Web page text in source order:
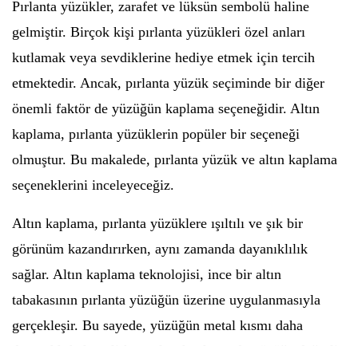
Pırlanta yüzükler, zarafet ve lüksün sembolü haline
gelmiştir. Birçok kişi pırlanta yüzükleri özel anları
kutlamak veya sevdiklerine hediye etmek için tercih
etmektedir. Ancak, pırlanta yüzük seçiminde bir diğer
önemli faktör de yüzüğün kaplama seçeneğidir. Altın
kaplama, pırlanta yüzüklerin popüler bir seçeneği
olmuştur. Bu makalede, pırlanta yüzük ve altın kaplama
seçeneklerini inceleyeceğiz.
Altın kaplama, pırlanta yüzüklere ışıltılı ve şık bir
görünüm kazandırırken, aynı zamanda dayanıklılık
sağlar. Altın kaplama teknolojisi, ince bir altın
tabakasının pırlanta yüzüğün üzerine uygulanmasıyla
gerçekleşir. Bu sayede, yüzüğün metal kısmı daha